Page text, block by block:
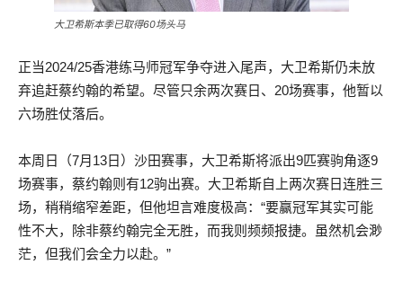
大卫希斯本季已取得60场头马
正当2024/25香港练马师冠军争夺进入尾声，大卫希斯仍未放
弃追赶蔡约翰的希望。尽管只余两次赛日、20场赛事，他暂以
六场胜仗落后。
本周日（7月13日）沙田赛事，大卫希斯将派出9匹赛驹角逐9
场赛事，蔡约翰则有12驹出赛。大卫希斯自上两次赛日连胜三
场，稍稍缩窄差距，但他坦言难度极高：“要赢冠军其实可能
性不大，除非蔡约翰完全无胜，而我则频频报捷。虽然机会渺
茫，但我们会全力以赴。”